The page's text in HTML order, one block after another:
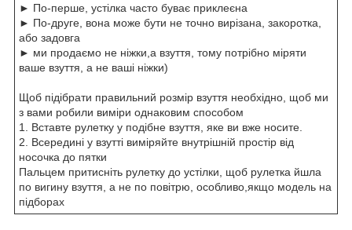
► По-перше, устілка часто буває приклеєна
► По-друге, вона може бути не точно вирізана, закоротка,
або задовга
► ми продаємо не ніжки,а взуття, тому потрібно міряти
ваше взуття, а не ваші ніжки)
Щоб підібрати правильний розмір взуття необхідно, щоб ми
з вами робили виміри однаковим способом
1. Вставте рулетку у подібне взуття, яке ви вже носите.
2. Всередині у взутті виміряйте внутрішній простір від
носочка до пятки
Пальцем притисніть рулетку до устілки, щоб рулетка йшла
по вигину взуття, а не по повітрю, особливо,якщо модель на
підборах